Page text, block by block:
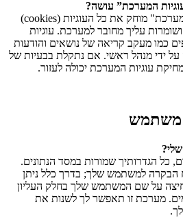
המערכת” עושה?
"מחק את כל עוגיות המערכת" מוחק את כל העוגיות (cookies)
שנוצרו על ידי phpBB ושומרות עליך מחובר למערכת. עוגיות
כמו מעקב קריאה של נושאים והודעות
ידי מנהל ראשי. אם נתקלת בבעיות של
עוגיות המערכת יכולה לעזור.
משתמש
הגדרותיך שמורות במסד הנתונים.
הבקרה למשתמש שלך; בדרך כלל ניתן
על שם המשתמש שלך בחלק העליון
מערכת זו תאפשר לך לשנות את